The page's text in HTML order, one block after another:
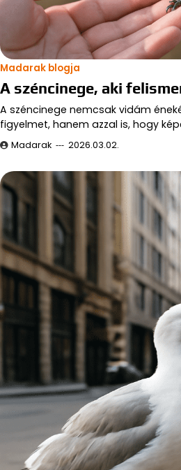
Madarak blogja
A széncinege, aki
A széncinege nemcsak vidám
figyelmet, hanem azzal is, hogy
Madarak 2026.03.02.